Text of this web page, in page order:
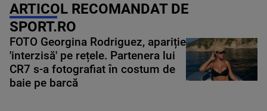
ARTICOL RECOMANDAT DE
SPORT.RO
FOTO Georgina Rodriguez, apariție
'interzisă' pe rețele. Partenera lui
CR7 s-a fotografiat în costum de
baie pe barcă